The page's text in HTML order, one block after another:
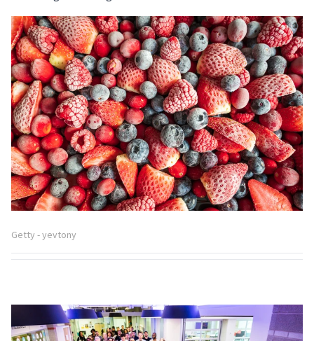
Getty - yevtony